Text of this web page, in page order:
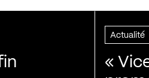
Actualité
«